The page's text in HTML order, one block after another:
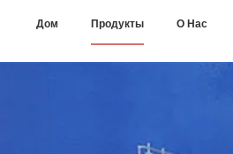
Дом Продукты О Нас